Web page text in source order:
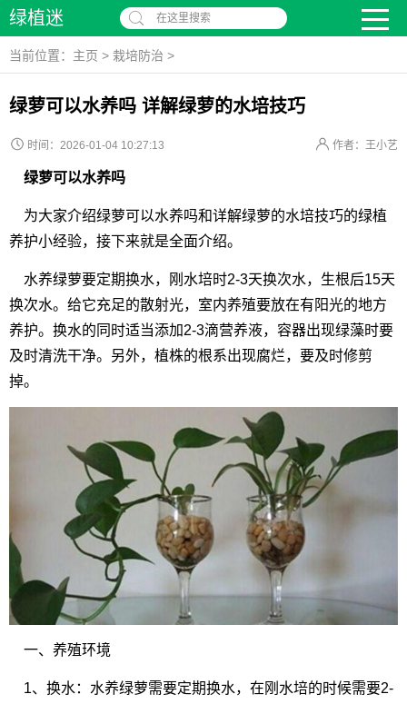
绿植迷 在这里搜索
当前位置： 主页 > 栽培防治 >
绿萝可以水养吗 详解绿萝的水培技巧
时间：2026-01-04 10:27:13 作者：王小艺
绿萝可以水养吗
为大家介绍绿萝可以水养吗和详解绿萝的水培技巧的绿植
养护小经验，接下来就是全面介绍。
水养绿萝要定期换水，刚水培时2-3天换次水，生根后15天
换次水。给它充足的散射光，室内养殖要放在有阳光的地方
养护。换水的同时适当添加2-3滴营养液，容器出现绿藻时要
及时清洗干净。另外，植株的根系出现腐烂，要及时修剪
掉。
一、养殖环境
1、换水：水养绿萝需要定期换水，在刚水培的时候需要2-